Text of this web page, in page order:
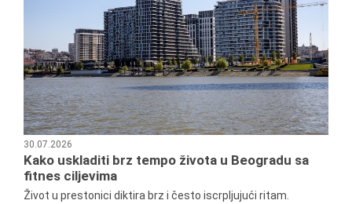
30.07.2026
Kako uskladiti brz tempo života u Beogradu sa
fitnes ciljevima
Život u prestonici diktira brz i često iscrpljujući ritam.